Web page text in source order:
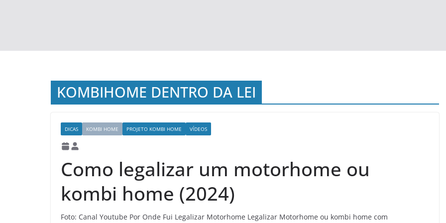
KOMBIHOME DENTRO DA LEI
DICAS KOMBI HOME PROJETO KOMBI HOME VÍDEOS
Como legalizar um motorhome ou
kombi home (2024)
Foto: Canal Youtube Por Onde Fui Legalizar Motorhome Legalizar Motorhome ou kombi home com